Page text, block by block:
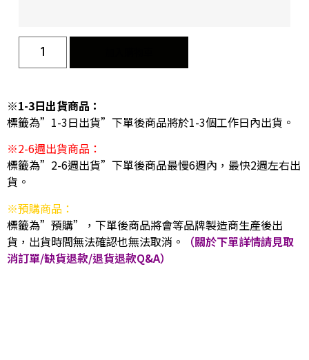
※1-3日出貨商品：
標籤為”1-3日出貨”下單後商品將於1-3個工作日內出貨。
※2-6週出貨商品：
標籤為”2-6週出貨”下單後商品最慢6週內，最快2週左右出
貨。
※預購商品：
標籤為”預購”，下單後商品將會等品牌製造商生產後出
貨，出貨時間無法確認也無法取消。
（關於下單詳情請見取
消訂單/缺貨退款/退貨退款Q&A）